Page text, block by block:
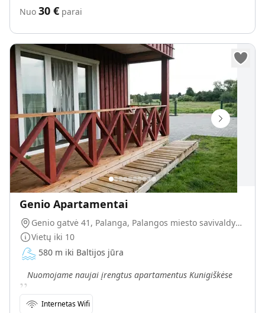
Nuo 30 € parai
Genio Apartamentai
Genio gatvė 41, Palanga, Palangos miesto savivaldybė, Lietuva
Vietų iki 10
580 m iki Baltijos jūra
„Nuomojame naujai įrengtus apartamentus Kunigiškėse
Internetas Wifi